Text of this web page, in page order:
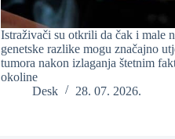
Istraživači su otkrili da čak i male
genetske razlike mogu značajno
tumora nakon izlaganja štetnim
okoline
Desk
28. 07. 2026.